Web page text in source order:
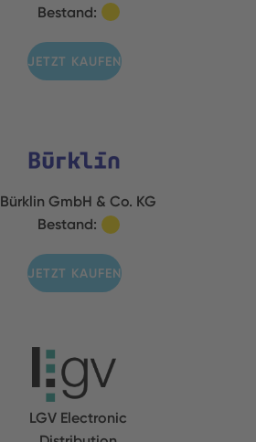
Bestand:
JETZT KAUFEN
Bürklin GmbH & Co. KG
Bestand:
JETZT KAUFEN
LGV Electronic